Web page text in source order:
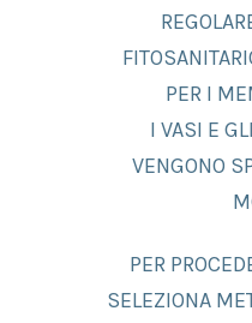
PER I
I VASI E
VENGONO
PER
SELEZIONA